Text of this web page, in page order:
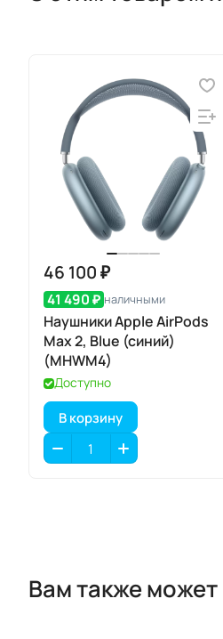
46 100 ₽
41 490 ₽ наличными
Наушники Apple AirPods
Max 2, Blue (синий)
(MHWM4)
Доступно
В корзину
Вам также